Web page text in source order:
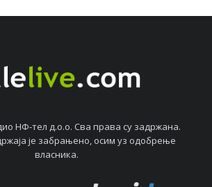
НФ-тeл д.о.о. Сва права су задржана.
јe забрањeно, осим уз одобрeњe
власника.